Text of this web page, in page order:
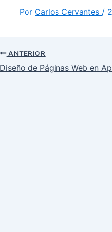
Por Carlos Cervantes /
ANTERIOR
Diseño de Páginas Web en